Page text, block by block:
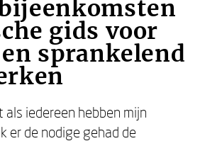
gids voor
sprankelend
als iedereen hebben mijn
er de nodige gehad de